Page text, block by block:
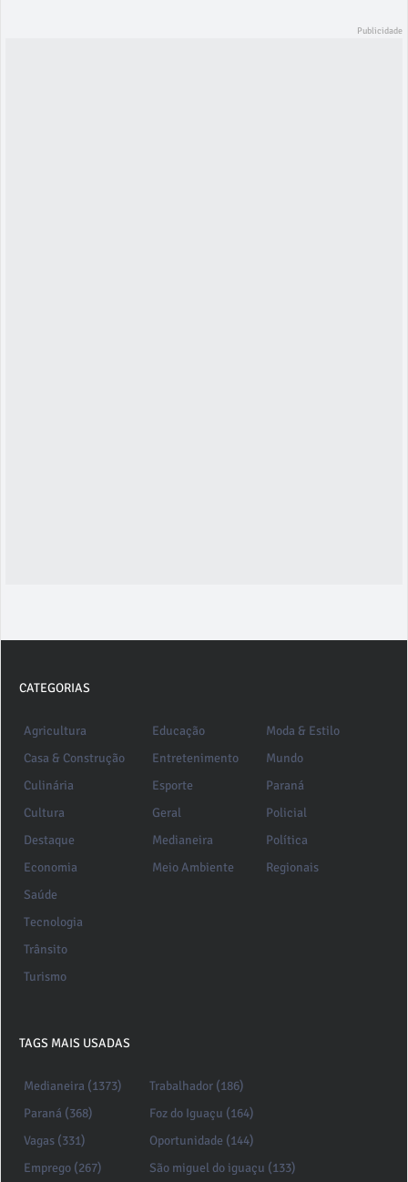
CATEGORIAS
Agricultura
Casa & Construção
Culinária
Cultura
Destaque
Economia
Educação
Entretenimento
Esporte
Geral
Medianeira
Meio Ambiente
Moda & Estilo
Mundo
Paraná
Policial
Política
Regionais
Saúde
Tecnologia
Trânsito
Turismo
TAGS MAIS USADAS
Medianeira (1373)
Paraná (368)
Vagas (331)
Emprego (267)
Trabalhador (186)
Foz do Iguaçu (164)
Oportunidade (144)
São miguel do iguaçu (133)